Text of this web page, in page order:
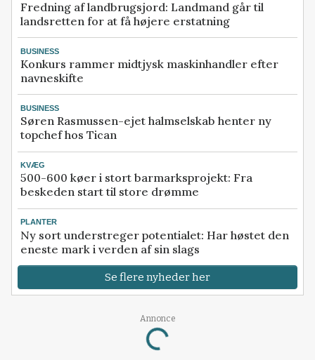
Fredning af landbrugsjord: Landmand går til
landsretten for at få højere erstatning
BUSINESS
Konkurs rammer midtjysk maskinhandler efter
navneskifte
BUSINESS
Søren Rasmussen-ejet halmselskab henter ny
topchef hos Tican
KVÆG
500-600 køer i stort barmarksprojekt: Fra
beskeden start til store drømme
PLANTER
Ny sort understreger potentialet: Har høstet den
eneste mark i verden af sin slags
Se flere nyheder her
Annonce
Loading...